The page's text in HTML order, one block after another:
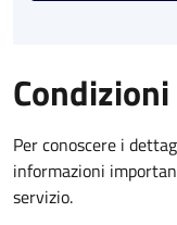
Per conoscere i
informazioni
servizio.